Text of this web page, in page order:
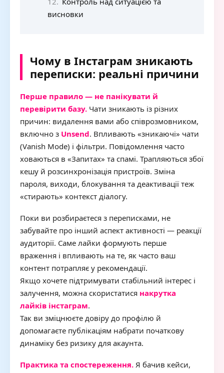
висновки
Чому в Інстаграм зникають
переписки: реальні причини
Перше правило — не панікувати й
перевірити базу. Чати зникають із різних
причин: видалення вами або співрозмовником,
включно з Unsend. Впливають «зникаючі» чати
(Vanish Mode) і фільтри. Повідомлення часто
ховаються в «Запитах» та спамі. Трапляються збої
кешу й розсинхронізація пристроїв. Зміна
пароля, виходи, блокування та деактивації теж
«стирають» контекст діалогу.
Поки ви розбираєтеся з переписками, не
забувайте про інший аспект активності — реакції
аудиторії. Саме лайки формують перше
враження і впливають на те, як часто ваш
контент потрапляє у рекомендації.
Якщо хочете підтримувати стабільний інтерес і
залучення, можна скористатися накрутка
лайків інстаграм.
Так ви зміцнюєте довіру до профілю й
допомагаєте публікаціям набрати початкову
динаміку без ризику для акаунта.
Практика та спостереження. Я бачив кейси,